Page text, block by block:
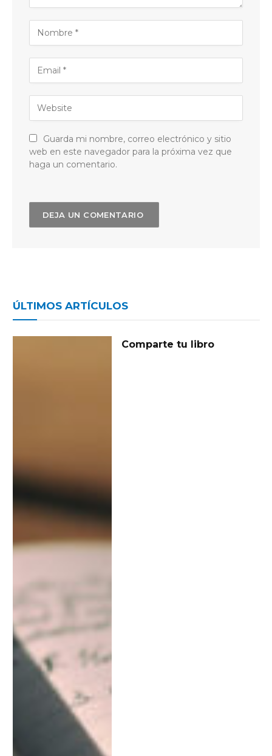
Guarda mi nombre, correo electrónico y sitio
web en este navegador para la próxima vez que
haga un comentario.
ÚLTIMOS ARTÍCULOS
Comparte tu libro